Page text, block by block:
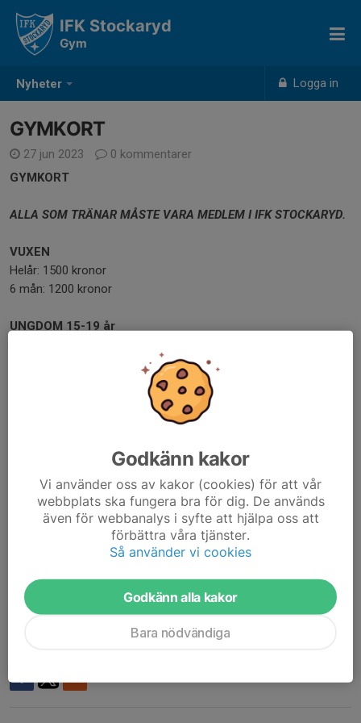
Nyheter Logga in
IFK Stockaryd
Gym
GYMKORT
27 jun 2023
0 kommentarer
GYMKORT
ALLA SOM TRÄNAR MÅSTE VARA MEDLEM I IFK STOCKARYD.
VUXEN
Helår: 1500 kronor
6 mån: 1200 kronor
UNGDOM 15-19 år
Barn 12-14 år tränar gratis TILLSAMMANS med förälder med
Podd: 100 kronor (engångsavgift) PODDEN ÄR PERSONLIG
Medlemsavgiften betalas kalenderårsvis.
Familj med barn tom 19 år på samma adress : 400:-
Enskilt medlemskap: 200:-
Swish 123 635 68 85
BankGiro 5485-4484
Godkänn kakor
Vi använder oss av kakor (cookies) för att vår
webbplats ska fungera bra för dig. De används
även för webbanalys i syfte att hjälpa oss att
förbättra våra tjänster.
Så använder vi cookies
Godkänn alla kakor
Bara nödvändiga